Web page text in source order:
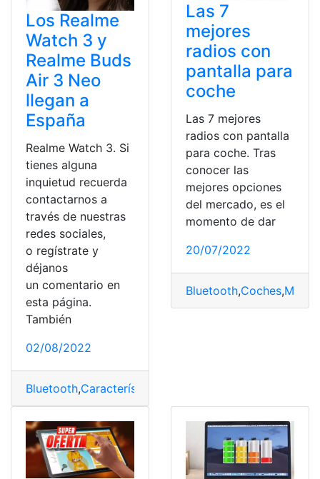
Los Realme
Watch 3 y
Realme Buds
Air 3 Neo
llegan a
España
Realme Watch 3. Si
tienes alguna
inquietud recuerda
contactarnos a
través de nuestras
redes sociales,
o regístrate y
déjanos
un comentario en
esta página.
También
02/08/2022
Bluetooth,Características
Las 7
mejores
radios con
pantalla para
coche
Las 7 mejores
radios con pantalla
para coche. Tras
conocer las
mejores opciones
del mercado, es el
momento de dar
20/07/2022
Bluetooth,Coches,